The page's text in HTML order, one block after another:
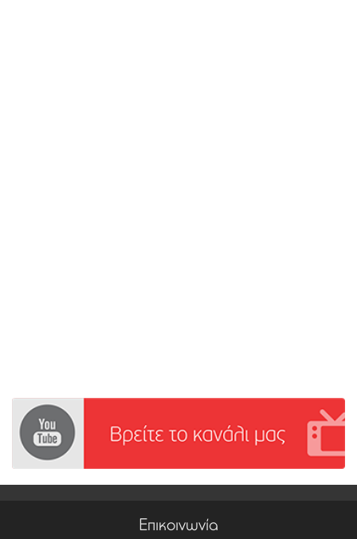
Επικοινωνία